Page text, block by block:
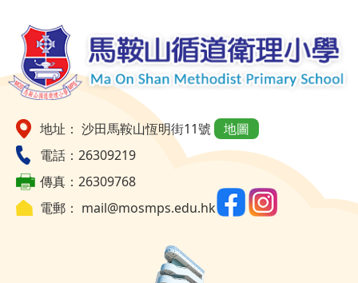
地址： 沙田馬鞍山恆明街11號
地圖
電話：26309219
傳真：26309768
電郵： mail@mosmps.edu.hk